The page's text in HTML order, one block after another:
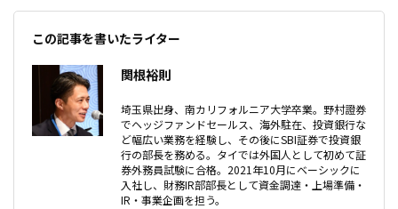
同社の株価は好調な業績によって上昇傾向にありました
が、9月
この記事を書いたライター
関根裕則
埼玉県出身、南カリフォルニア大学卒業。野村證券
でヘッジファンドセールス、海外駐在、投資銀行な
ど幅広い業務を経験し、その後にSBI証券で投資銀
行の部長を務める。タイでは外国人として初めて証
券外務員試験に合格。2021年10月にベーシックに
入社し、財務IR部部長として資金調達・上場準備・
IR・事業企画を担う。